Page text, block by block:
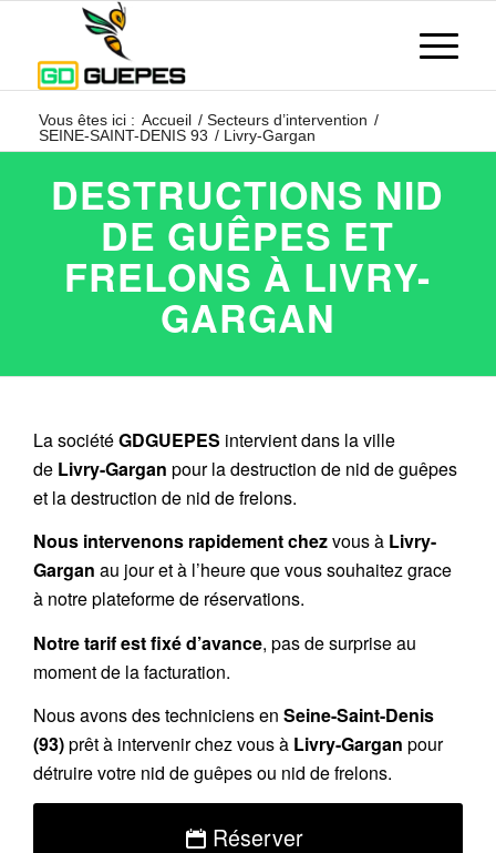
Vous êtes ici : Accueil / Secteurs d’intervention /
SEINE-SAINT-DENIS 93 / Livry-Gargan
DESTRUCTIONS NID
DE GUÊPES ET
FRELONS À LIVRY-
GARGAN
La sociétéGDGUEPES intervient dans la ville
de Livry-Gargan pour la destruction de nid de guêpes
et la destruction de nid de frelons.
Nous intervenons rapidement chezvous à Livry-
Gargan au jour et à l’heure que vous souhaitez grace
à notre plateforme de réservations.
Notre tarif est fixé d’avance, pas de surprise au
moment de la facturation.
Nous avons des techniciens en Seine-Saint-Denis
(93)prêt à intervenir chez vous à Livry-Gargan pour
détruire votre nid de guêpes ou nid de frelons.
Réserver